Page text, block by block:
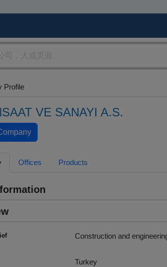
Profile
VE SANAYI A.S.
Offices Products
Construction and
Turkey